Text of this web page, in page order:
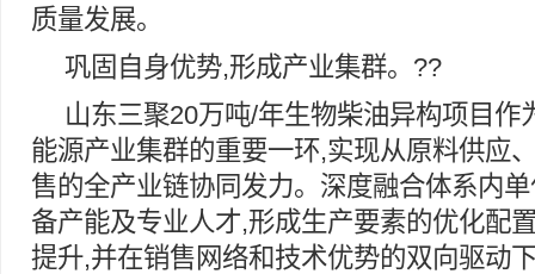
质量发展。
巩固自身优势,形成产业集群。??
山东三聚20万吨/年生物柴油异构项目作
能源产业集群的重要一环,实现从原料供应
售的全产业链协同发力。深度融合体系内
备产能及专业人才,形成生产要素的优化配
提升,并在销售网络和技术优势的双向驱动